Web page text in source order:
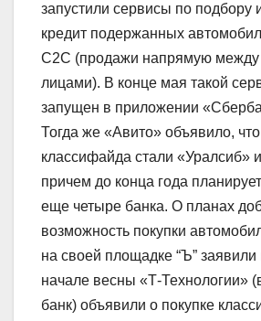
запустили сервисы по подбору
кредит подержанных
С2С (продажи напрямую между
лицами). В конце мая такой
запущен в приложении
Тогда же «Авито» объявило,
классифайда стали «Уралсиб»
причем до конца года
еще четыре банка. О планах
возможность покупки
на своей площадке “Ъ”
начале весны «Т-Технологии»
банк) объявили о покупке